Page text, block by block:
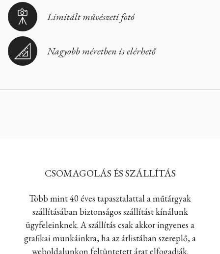
Limitált művészeti fotó
Nagyobb méretben is elérhető
CSOMAGOLÁS ÉS SZÁLLÍTÁS
Több mint 40 éves tapasztalattal a műtárgyak
szállításában biztonságos szállítást kínálunk
ügyfeleinknek. A szállítás csak akkor ingyenes a
grafikai munkáinkra, ha az árlistában szereplő, a
weboldalunkon feltüntetett árat elfogadják.